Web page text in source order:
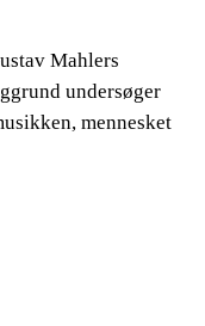
Mahlers
undersøger
mennesket